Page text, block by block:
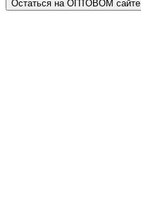
Остаться на ОПТОВОМ сайте